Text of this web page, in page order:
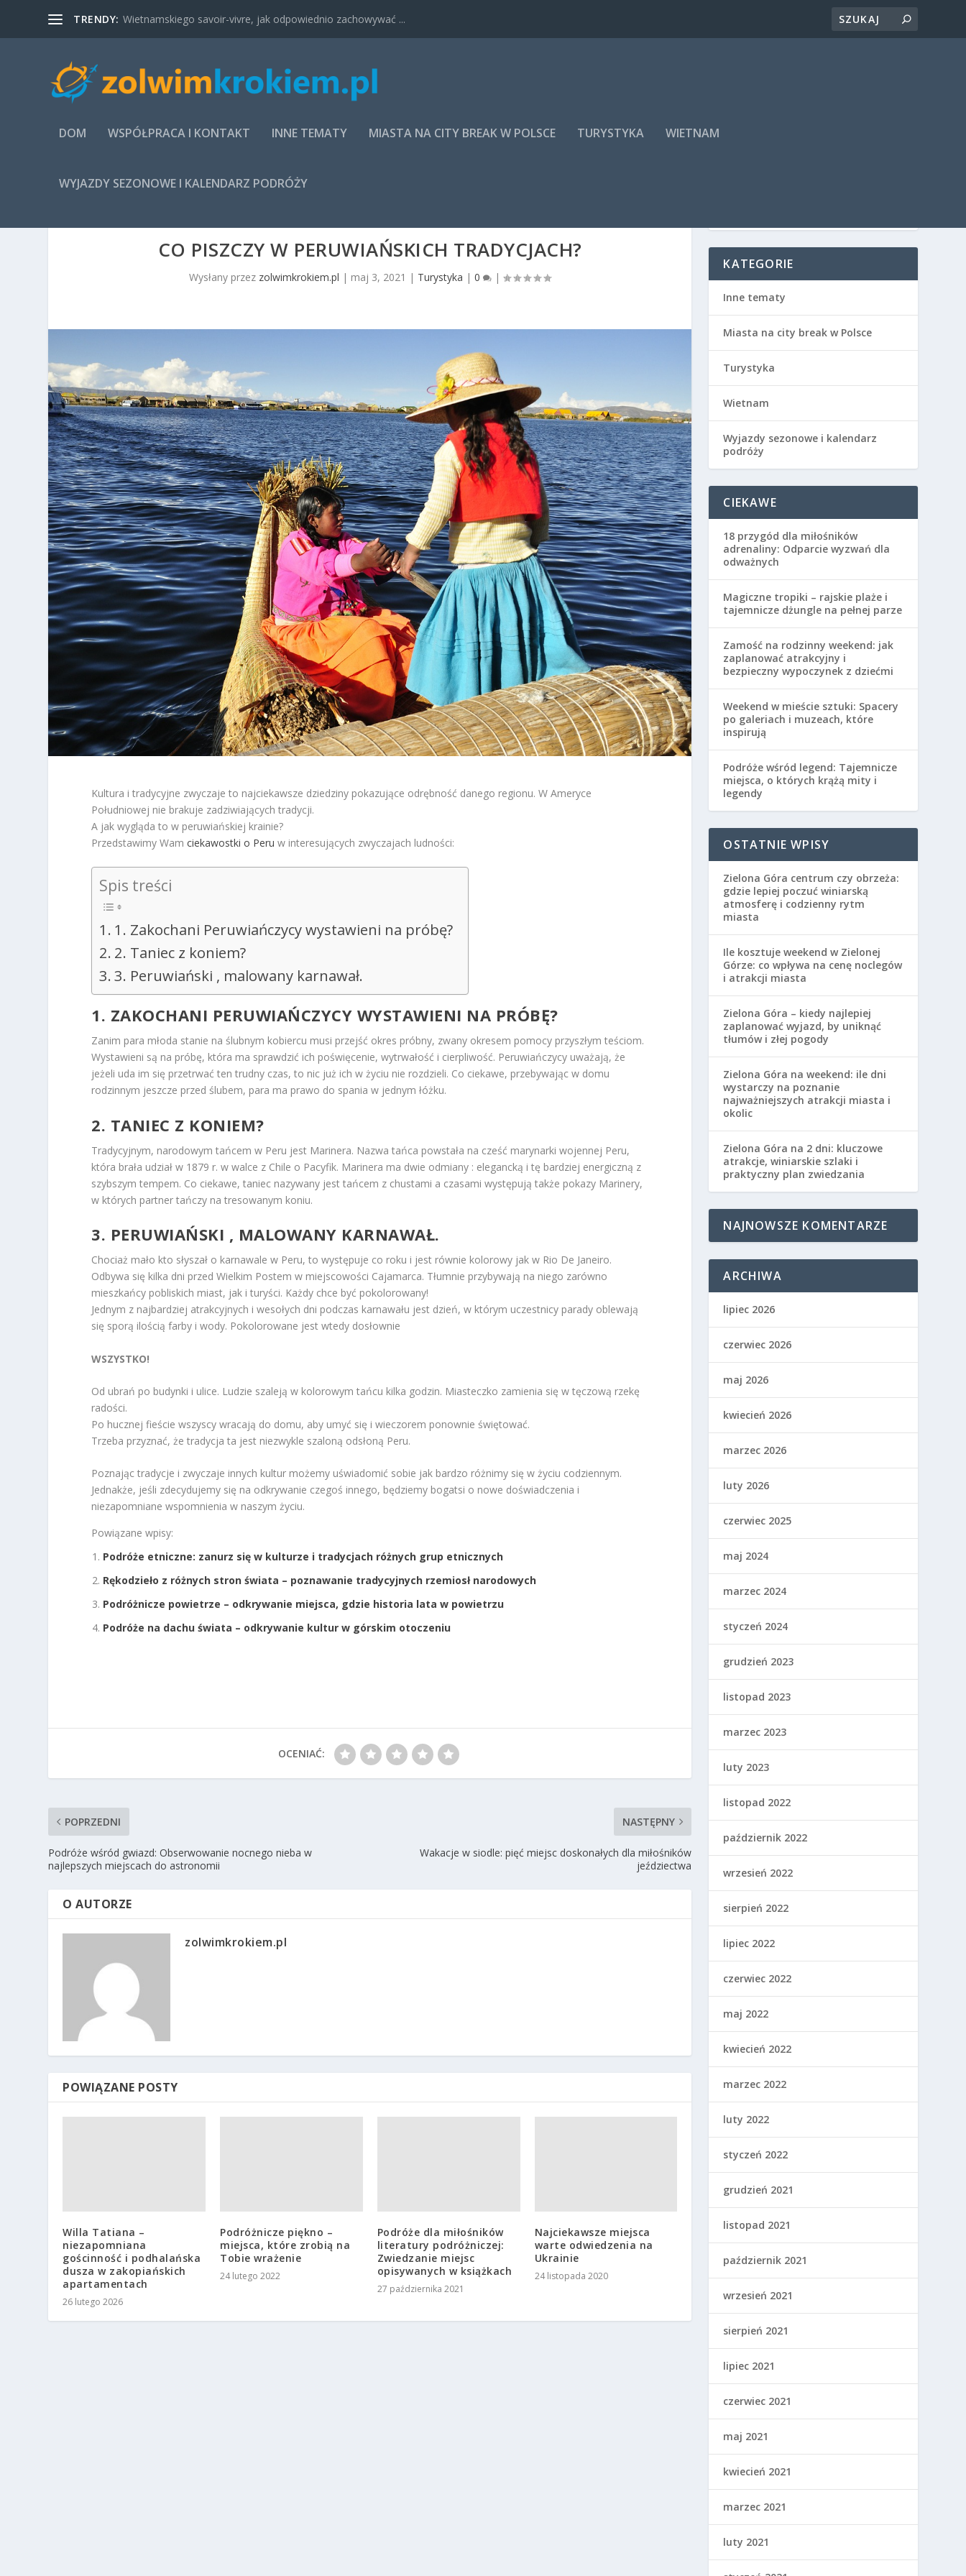
TRENDY: Wietnamskiego savoir-vivre, jak odpowiednio zachowywać ...
DOM WSPÓŁPRACA I KONTAKT INNE TEMATY MIASTA NA CITY BREAK W POLSCE TURYSTYKA WIETNAM
WYJAZDY SEZONOWE I KALENDARZ PODRÓŻY
CO PISZCZY W PERUWIAŃSKICH TRADYCJACH?
Wysłany przez zolwimkrokiem.pl | maj 3, 2021 | Turystyka |0 |
Kultura i tradycyjne zwyczaje to najciekawsze dziedziny pokazujące odrębność danego regionu. W Ameryce
Południowej nie brakuje zadziwiających tradycji.
A jak wygląda to w peruwiańskiej krainie?
Przedstawimy Wamciekawostki o Peru w interesujących zwyczajach ludności:
Spis treści
1. Zakochani Peruwiańczycy wystawieni na próbę?
2. Taniec z koniem?
3. Peruwiański , malowany karnawał.
1. ZAKOCHANI PERUWIAŃCZYCY WYSTAWIENI NA PRÓBĘ?
Zanim para młoda stanie na ślubnym kobiercu musi przejść okres próbny, zwany okresem pomocy przyszłym teściom.
Wystawieni są na próbę, która ma sprawdzić ich poświęcenie, wytrwałość i cierpliwość. Peruwiańczycy uważają, że
jeżeli uda im się przetrwać ten trudny czas, to nic już ich w życiu nie rozdzieli. Co ciekawe, przebywając w domu
rodzinnym jeszcze przed ślubem, para ma prawo do spania w jednym łóżku.
2. TANIEC Z KONIEM?
Tradycyjnym, narodowym tańcem w Peru jest Marinera. Nazwa tańca powstała na cześć marynarki wojennej Peru,
która brała udział w 1879 r. w walce z Chile o Pacyfik. Marinera ma dwie odmiany : elegancką i tę bardziej energiczną z
szybszym tempem. Co ciekawe, taniec nazywany jest tańcem z chustami a czasami występują także pokazy Marinery,
w których partner tańczy na tresowanym koniu.
3. PERUWIAŃSKI , MALOWANY KARNAWAŁ.
Chociaż mało kto słyszał o karnawale w Peru, to występuje co roku i jest równie kolorowy jak w Rio De Janeiro.
Odbywa się kilka dni przed Wielkim Postem w miejscowości Cajamarca. Tłumnie przybywają na niego zarówno
mieszkańcy pobliskich miast, jak i turyści. Każdy chce być pokolorowany!
Jednym z najbardziej atrakcyjnych i wesołych dni podczas karnawału jest dzień, w którym uczestnicy parady oblewają
się sporą ilością farby i wody. Pokolorowane jest wtedy dosłownie
WSZYSTKO!
Od ubrań po budynki i ulice. Ludzie szaleją w kolorowym tańcu kilka godzin. Miasteczko zamienia się w tęczową rzekę
radości.
Po hucznej fieście wszyscy wracają do domu, aby umyć się i wieczorem ponownie świętować.
Trzeba przyznać, że tradycja ta jest niezwykle szaloną odsłoną Peru.
Poznając tradycje i zwyczaje innych kultur możemy uświadomić sobie jak bardzo różnimy się w życiu codziennym.
Jednakże, jeśli zdecydujemy się na odkrywanie czegoś innego, będziemy bogatsi o nowe doświadczenia i
niezapomniane wspomnienia w naszym życiu.
Powiązane wpisy:
Podróże etniczne: zanurz się w kulturze i tradycjach różnych grup etnicznych
Rękodzieło z różnych stron świata – poznawanie tradycyjnych rzemiosł narodowych
Podróżnicze powietrze – odkrywanie miejsca, gdzie historia lata w powietrzu
Podróże na dachu świata – odkrywanie kultur w górskim otoczeniu
OCENIAĆ:
POPRZEDNI
Podróże wśród gwiazd: Obserwowanie nocnego nieba w
najlepszych miejscach do astronomii
NASTĘPNY
Wakacje w siodle: pięć miejsc doskonałych dla miłośników
jeździectwa
O AUTORZE
zolwimkrokiem.pl
POWIĄZANE POSTY
Willa Tatiana –
niezapomniana
gościnność i podhalańska
dusza w zakopiańskich
apartamentach
26 lutego 2026
Podróżnicze piękno –
miejsca, które zrobią na
Tobie wrażenie
24 lutego 2022
literatury podróżniczej:
Zwiedzanie miejsc
opisywanych w książkach
27 października 2021
Najciekawsze miejsca
warte odwiedzenia na
Ukrainie
24 listopada 2020
KATEGORIE
Inne tematy
Miasta na city break w Polsce
Turystyka
Wietnam
Wyjazdy sezonowe i kalendarz
podróży
CIEKAWE
18 przygód dla miłośników
adrenaliny: Odparcie wyzwań dla
odważnych
Magiczne tropiki – rajskie plaże i
tajemnicze dżungle na pełnej parze
Zamość na rodzinny weekend: jak
zaplanować atrakcyjny i
bezpieczny wypoczynek z dziećmi
Weekend w mieście sztuki: Spacery
po galeriach i muzeach, które
inspirują
Podróże wśród legend: Tajemnicze
miejsca, o których krążą mity i
legendy
OSTATNIE WPISY
Zielona Góra centrum czy obrzeża:
gdzie lepiej poczuć winiarską
atmosferę i codzienny rytm
miasta
Ile kosztuje weekend w Zielonej
Górze: co wpływa na cenę noclegów
i atrakcji miasta
Zielona Góra – kiedy najlepiej
zaplanować wyjazd, by uniknąć
tłumów i złej pogody
Zielona Góra na weekend: ile dni
wystarczy na poznanie
najważniejszych atrakcji miasta i
okolic
Zielona Góra na 2 dni: kluczowe
atrakcje, winiarskie szlaki i
praktyczny plan zwiedzania
NAJNOWSZE KOMENTARZE
ARCHIWA
lipiec 2026
czerwiec 2026
maj 2026
kwiecień 2026
marzec 2026
luty 2026
czerwiec 2025
maj 2024
marzec 2024
styczeń 2024
grudzień 2023
listopad 2023
marzec 2023
luty 2023
listopad 2022
październik 2022
wrzesień 2022
sierpień 2022
lipiec 2022
czerwiec 2022
maj 2022
kwiecień 2022
marzec 2022
luty 2022
styczeń 2022
grudzień 2021
listopad 2021
październik 2021
wrzesień 2021
sierpień 2021
lipiec 2021
czerwiec 2021
maj 2021
kwiecień 2021
marzec 2021
luty 2021